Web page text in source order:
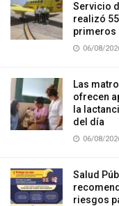
Servicio
realizó
primeros
06/08/
Las
ofrecen
la
del día
06/08/
Salud
riesgos